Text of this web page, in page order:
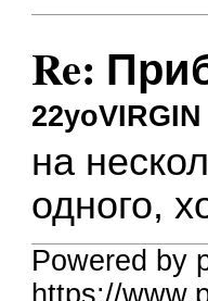
Re:
22yoVIRGIN
на
одного,
Powered by